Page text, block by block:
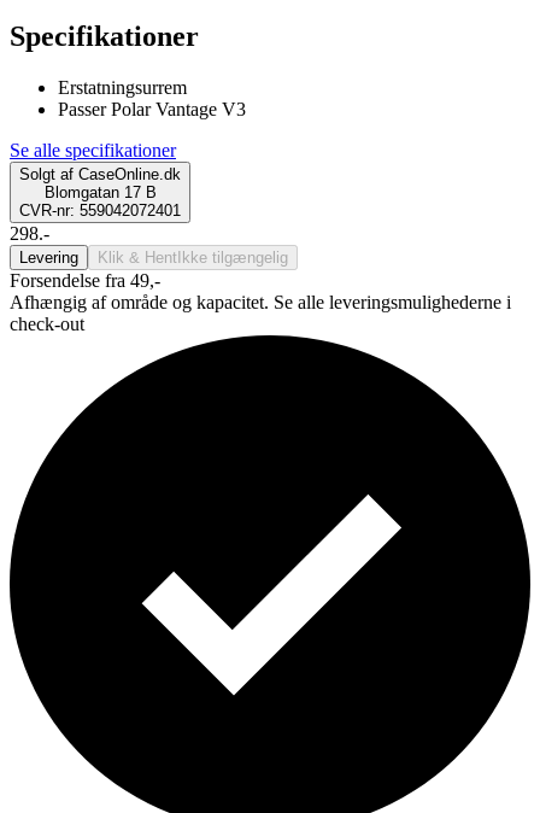
Specifikationer
Erstatningsurrem
Passer Polar Vantage V3
Se alle specifikationer
Solgt af CaseOnline.dk
Blomgatan 17 B
CVR-nr: 559042072401
298.-
Levering Klik & Hent Ikke tilgængelig
Forsendelse fra 49,-
Afhængig af område og kapacitet. Se alle leveringsmulighederne i
check-out